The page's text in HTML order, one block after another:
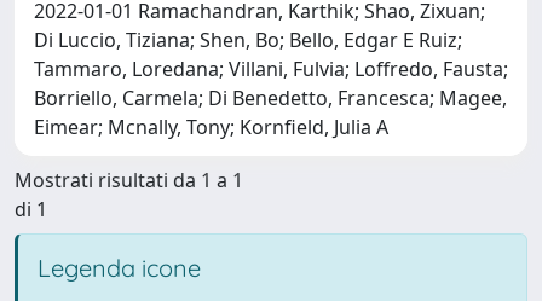
2022-01-01 Ramachandran, Karthik; Shao, Zixuan;
Di Luccio, Tiziana; Shen, Bo; Bello, Edgar E Ruiz;
Tammaro, Loredana; Villani, Fulvia; Loffredo, Fausta;
Borriello, Carmela; Di Benedetto, Francesca; Magee,
Eimear; Mcnally, Tony; Kornfield, Julia A
Mostrati risultati da 1 a 1
di 1
Legenda icone